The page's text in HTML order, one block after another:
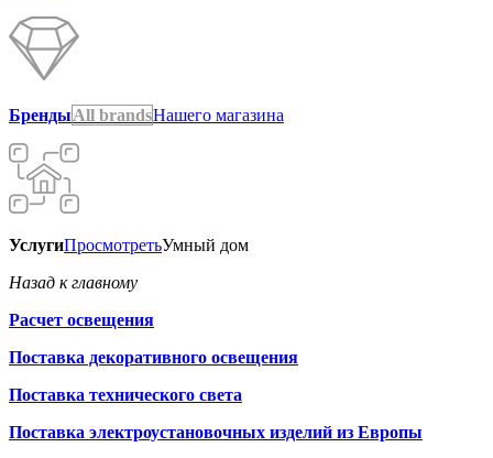
БрендыAll brandsНашего магазина
УслугиПросмотретьУмный дом
Назад к главному
Расчет освещения
Поставка декоративного освещения
Поставка технического света
Поставка электроустановочных изделий из Европы